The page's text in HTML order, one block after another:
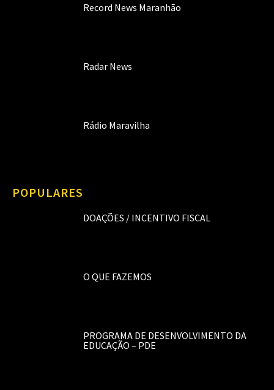
Record News Maranhão
Radar News
Rádio Maravilha
POPULARES
DOAÇÕES / INCENTIVO FISCAL
O QUE FAZEMOS
PROGRAMA DE DESENVOLVIMENTO DA
EDUCAÇÃO – PDE